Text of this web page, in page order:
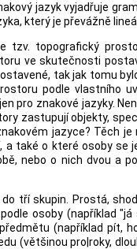
jazyk vyjadřuje
který je převážně
tzv. topografický
ve skutečnosti
tak jak tomu
podle vlastního
pro znakové jazyky.
zastupují objekty,
jazyce? Těch je
také o které osoby se
nebo o nich dvou a
tří skupin. Prostá,
osoby (například
(například pít,
(většinou pro|roky,